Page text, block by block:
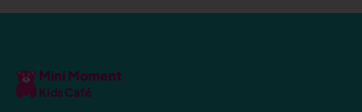
Mini Moment
Kids Café